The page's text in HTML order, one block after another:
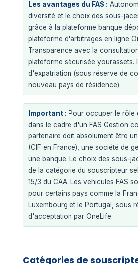
Les avantages du FAS :
diversité et le choix des sous-
grâce à la plateforme banque
plateforme d'arbitrages en ligne
Transparence avec la
plateforme sécurisée yourassets.
d'expatriation (sous réserve de
nouveau pays de résidence).
Important : Pour occuper le rôle
dans le cadre d'un FAS Gestion
partenaire doit absolument être
(CIF en France), une société de
une banque. Le choix des sous-
de la catégorie du souscripteur
15/3 du CAA. Les vehicules FAS
pour certains pays comme la
Luxembourg et le Portugal, sous
d'acceptation par OneLife.
Catégories de